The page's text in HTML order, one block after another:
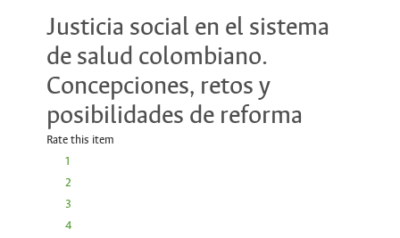
Justicia social en el sistema
de salud colombiano.
Concepciones, retos y
posibilidades de reforma
Rate this item
1
2
3
4